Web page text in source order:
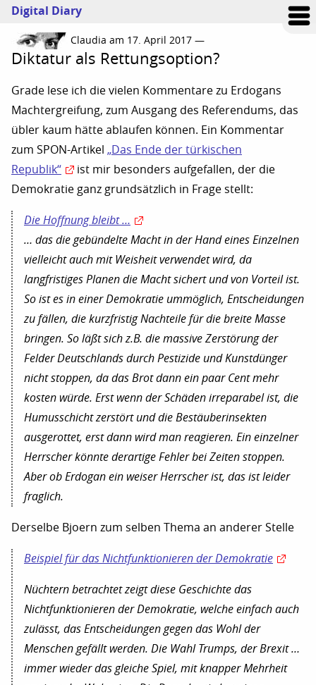
Digital Diary
Claudia am 17. April 2017 —
Diktatur als Rettungsoption?
Grade lese ich die vielen Kommentare zu Erdogans
Machtergreifung, zum Ausgang des Referendums, das
übler kaum hätte ablaufen können. Ein Kommentar
zum SPON-Artikel „Das Ende der türkischen
Republik“
ist mir besonders aufgefallen, der die
Demokratie ganz grundsätzlich in Frage stellt:
Die Hoffnung bleibt …
… das die gebündelte Macht in der Hand eines Einzelnen
vielleicht auch mit Weisheit verwendet wird, da
langfristiges Planen die Macht sichert und von Vorteil ist.
So ist es in einer Demokratie ummöglich, Entscheidungen
zu fällen, die kurzfristig Nachteile für die breite Masse
bringen. So läßt sich z.B. die massive Zerstörung der
Felder Deutschlands durch Pestizide und Kunstdünger
nicht stoppen, da das Brot dann ein paar Cent mehr
kosten würde. Erst wenn der Schäden irreparabel ist, die
Humusschicht zerstört und die Bestäuberinsekten
ausgerottet, erst dann wird man reagieren. Ein einzelner
Herrscher könnte derartige Fehler bei Zeiten stoppen.
Aber ob Erdogan ein weiser Herrscher ist, das ist leider
fraglich.
Derselbe Bjoern zum selben Thema an anderer Stelle
Beispiel für das Nichtfunktionieren der Demokratie
Nüchtern betrachtet zeigt diese Geschichte das
Nichtfunktionieren der Demokratie, welche einfach auch
zulässt, das Entscheidungen gegen das Wohl der
Menschen gefällt werden. Die Wahl Trumps, der Brexit …
immer wieder das gleiche Spiel, mit knapper Mehrheit